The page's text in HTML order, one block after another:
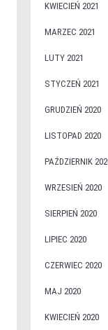
KWIECIEŃ 2021
MARZEC 2021
LUTY 2021
STYCZEŃ 2021
GRUDZIEŃ 2020
LISTOPAD 2020
PAŹDZIERNIK
WRZESIEŃ 2020
SIERPIEŃ 2020
LIPIEC 2020
CZERWIEC 2020
MAJ 2020
KWIECIEŃ 2020